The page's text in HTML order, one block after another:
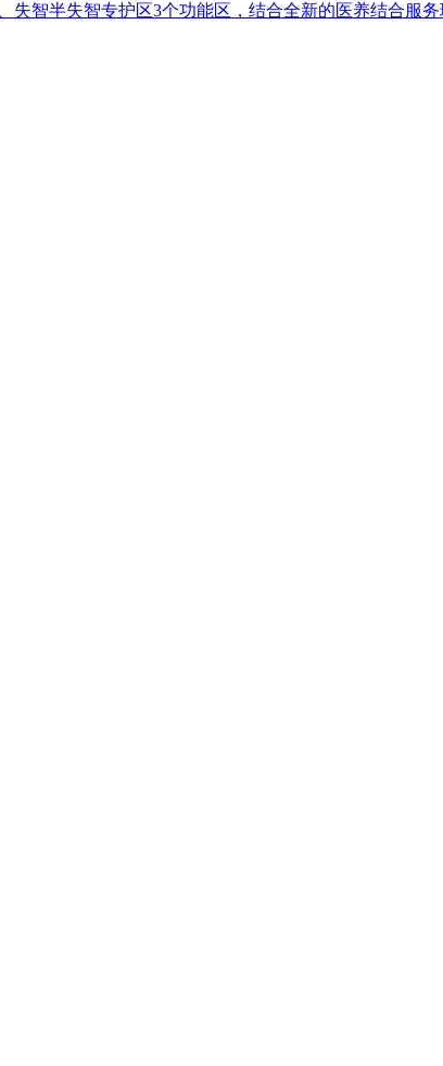
失智半失智专护区3个功能区，结合全新的医养结合服